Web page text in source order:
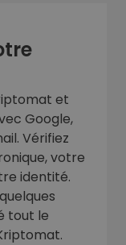
et
Google,
Vérifiez
votre
identité.
tout le